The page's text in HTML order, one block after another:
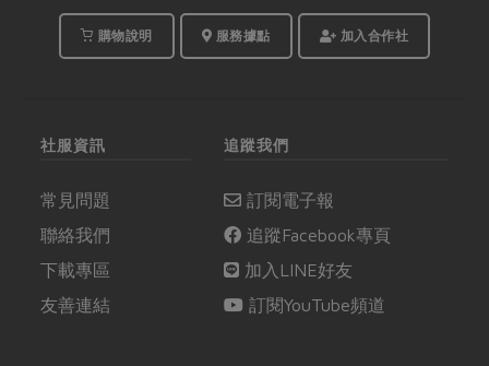
購物說明 服務據點 加入合作社
社服資訊
常見問題
聯絡我們
下載專區
友善連結
追蹤我們
訂閱電子報
追蹤Facebook專頁
加入LINE好友
訂閱YouTube頻道